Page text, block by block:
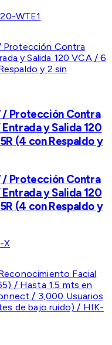
WTE1
/ Protección Contra
y Salida 120
(4 con Respaldo y
/ Protección Contra
y Salida 120
(4 con Respaldo y
X